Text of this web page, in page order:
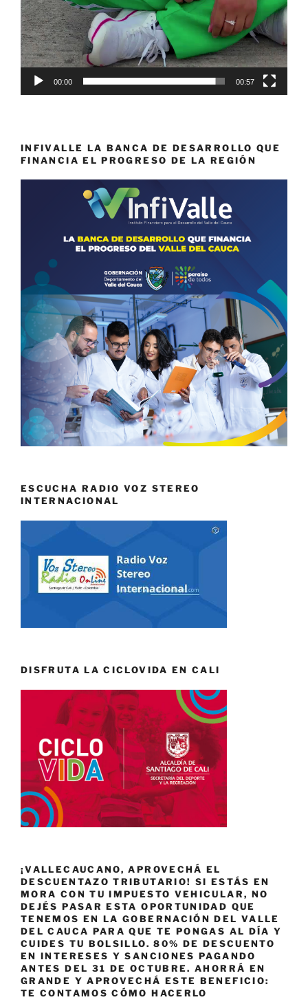
00:00 00:57
INFIVALLE LA BANCA DE DESARROLLO QUE
FINANCIA EL PROGRESO DE LA REGIÓN
ESCUCHA RADIO VOZ STEREO
INTERNACIONAL
DISFRUTA LA CICLOVIDA EN CALI
¡VALLECAUCANO, APROVECHÁ EL
DESCUENTAZO TRIBUTARIO! SI ESTÁS EN
MORA CON TU IMPUESTO VEHICULAR, NO
DEJÉS PASAR ESTA OPORTUNIDAD QUE
TENEMOS EN LA GOBERNACIÓN DEL VALLE
DEL CAUCA PARA QUE TE PONGAS AL DÍA Y
CUIDES TU BOLSILLO. 80% DE DESCUENTO
EN INTERESES Y SANCIONES PAGANDO
ANTES DEL 31 DE OCTUBRE. AHORRÁ EN
GRANDE Y APROVECHÁ ESTE BENEFICIO:
TE CONTAMOS CÓMO HACERLO